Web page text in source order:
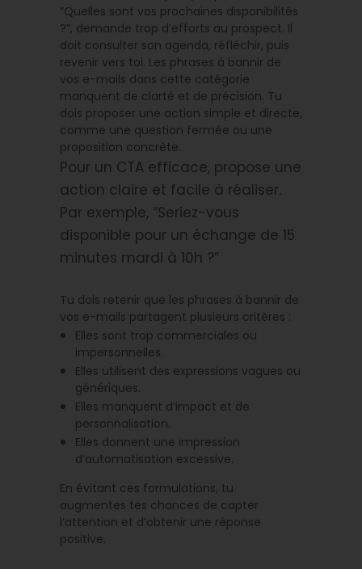
“Quelles sont vos prochaines disponibilités
?”, demande trop d’efforts au prospect. Il
doit consulter son agenda, réfléchir, puis
revenir vers toi. Les phrases à bannir de
vos e-mails dans cette catégorie
manquent de clarté et de précision. Tu
dois proposer une action simple et directe,
comme une question fermée ou une
proposition concrète.
Pour un CTA efficace, propose une
action claire et facile à réaliser.
Par exemple, “Seriez-vous
disponible pour un échange de 15
minutes mardi à 10h ?”
Tu dois retenir que les phrases à bannir de
vos e-mails partagent plusieurs critères :
Elles sont trop commerciales ou
impersonnelles.
Elles utilisent des expressions vagues ou
génériques.
Elles manquent d’impact et de
personnalisation.
Elles donnent une impression
d’automatisation excessive.
En évitant ces formulations, tu
augmentes tes chances de capter
l’attention et d’obtenir une réponse
positive.